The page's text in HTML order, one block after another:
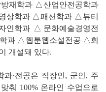
재학과 △산업안전공학과
상학과 △패션학과 △뷰티
학과 △문화예술경영전
과 △웹툰웹소설전공 △회
개설돼 있다.
·전공은 직장인, 군인, 주
춰 100% 온라인 수업으로